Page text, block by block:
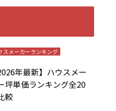
スメーカーランキング
年最新】ハウスメー
坪単価ランキング全20
較